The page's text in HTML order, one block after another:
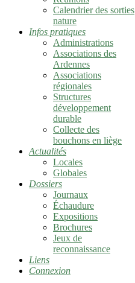
Calendrier des sorties
nature
Infos pratiques
Administrations
Associations des
Ardennes
Associations
régionales
Structures
développement
durable
Collecte des
bouchons en liège
Actualités
Locales
Globales
Dossiers
Journaux
Échaudure
Expositions
Brochures
Jeux de
reconnaissance
Liens
Connexion